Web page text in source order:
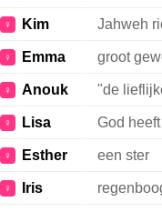
♀ Kim Jahweh
♀ Emma groot
♀ Anouk "de
♀ Lisa God
♀ Esther een ster
♀ Iris